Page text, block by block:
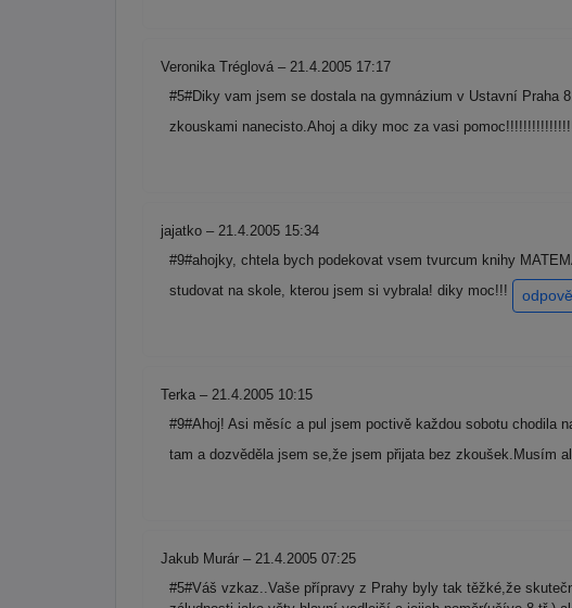
Veronika Tréglová – 21.4.2005 17:17
#5#Diky vam jsem se dostala na gymnázium v Ustavní Praha
zkouskami nanecisto.Ahoj a diky moc za vasi
jajatko – 21.4.2005 15:34
#9#ahojky, chtela bych podekovat vsem tvurcum knihy
studovat na skole, kterou jsem si vybrala! diky moc!!!
Terka – 21.4.2005 10:15
#9#Ahoj! Asi měsíc a pul jsem poctivě každou sobotu chodila
tam a dozvěděla jsem se,že jsem přijata bez zkoušek.Musím
Jakub Murár – 21.4.2005 07:25
#5#Váš vzkaz..Vaše přípravy z Prahy byly tak těžké,že